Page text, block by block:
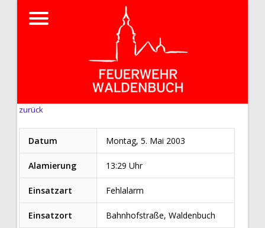
zurück
Datum Montag, 5. Mai 2003
Alamierung 13:29 Uhr
Einsatzart Fehlalarm
Einsatzort Bahnhofstraße, Waldenbuch